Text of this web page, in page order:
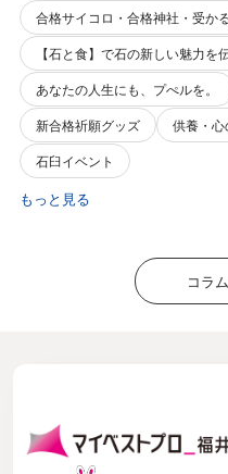
合格サイコロ・合格神社・受か
【石と食】で石の新しい魅力を
あなたの人生にも、プぺルを。
新合格祈願グッズ
供養・
石臼イベント
もっと見る
コラ